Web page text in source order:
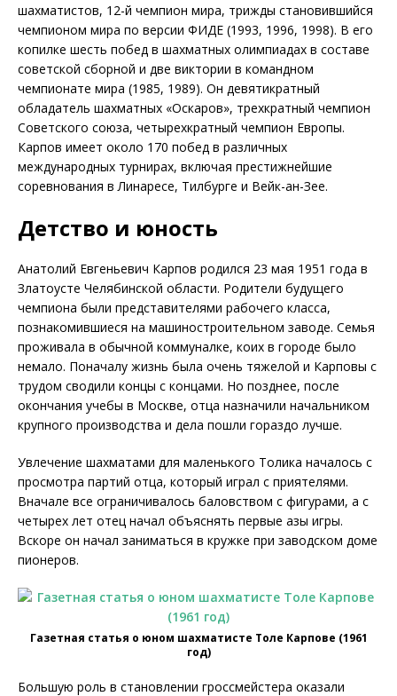
шахматистов, 12-й чемпион мира, трижды становившийся
чемпионом мира по версии ФИДЕ (1993, 1996, 1998). В его
копилке шесть побед в шахматных олимпиадах в составе
советской сборной и две виктории в командном
чемпионате мира (1985, 1989). Он девятикратный
обладатель шахматных «Оскаров», трехкратный чемпион
Советского союза, четырехкратный чемпион Европы.
Карпов имеет около 170 побед в различных
международных турнирах, включая престижнейшие
соревнования в Линаресе, Тилбурге и Вейк-ан-Зее.
Детство и юность
Анатолий Евгеньевич Карпов родился 23 мая 1951 года в
Златоусте Челябинской области. Родители будущего
чемпиона были представителями рабочего класса,
познакомившиеся на машиностроительном заводе. Семья
проживала в обычной коммуналке, коих в городе было
немало. Поначалу жизнь была очень тяжелой и Карповы с
трудом сводили концы с концами. Но позднее, после
окончания учебы в Москве, отца назначили начальником
крупного производства и дела пошли гораздо лучше.
Увлечение шахматами для маленького Толика началось с
просмотра партий отца, который играл с приятелями.
Вначале все ограничивалось баловством с фигурами, а с
четырех лет отец начал объяснять первые азы игры.
Вскоре он начал заниматься в кружке при заводском доме
пионеров.
Газетная статья о юном шахматисте Толе Карпове (1961
год)
Большую роль в становлении гроссмейстера оказали